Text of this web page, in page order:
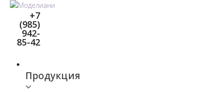
Перейти
контенту
+7
(985)
942-
85-42
Продукция